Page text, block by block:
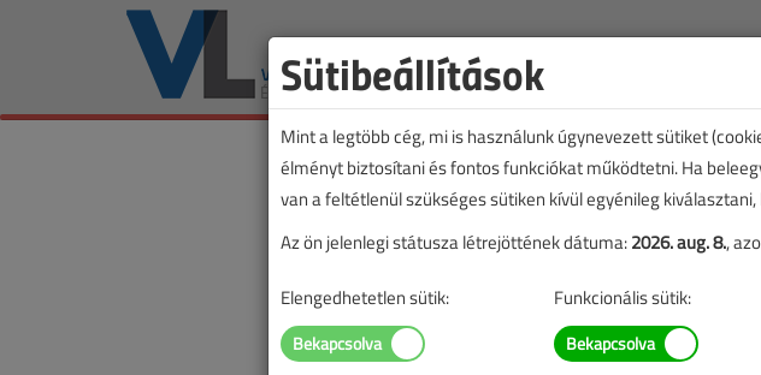
Sütibeállítások
Mint a legtöbb cég, mi is használunk úgynevezett sütiket
élményt biztosítani és fontos funkciókat működtetni. Ha
van a feltétlenül szükséges sütiken kívül egyénileg
Az ön jelenlegi státusza létrejöttének dátuma:2026. aug. 8.,
Elengedhetetlen sütik: Funkcionális sütik: